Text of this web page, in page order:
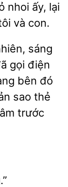
nhoi ấy, lại
và
sáng
gọi điện
bên đó
sao thẻ
trước